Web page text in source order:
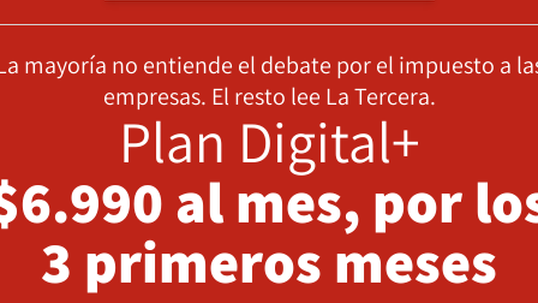
mayoría no entiende el debate por el impuesto a
empresas. El resto lee La Tercera.
Plan Digital+
al mes, por
3 primeros meses